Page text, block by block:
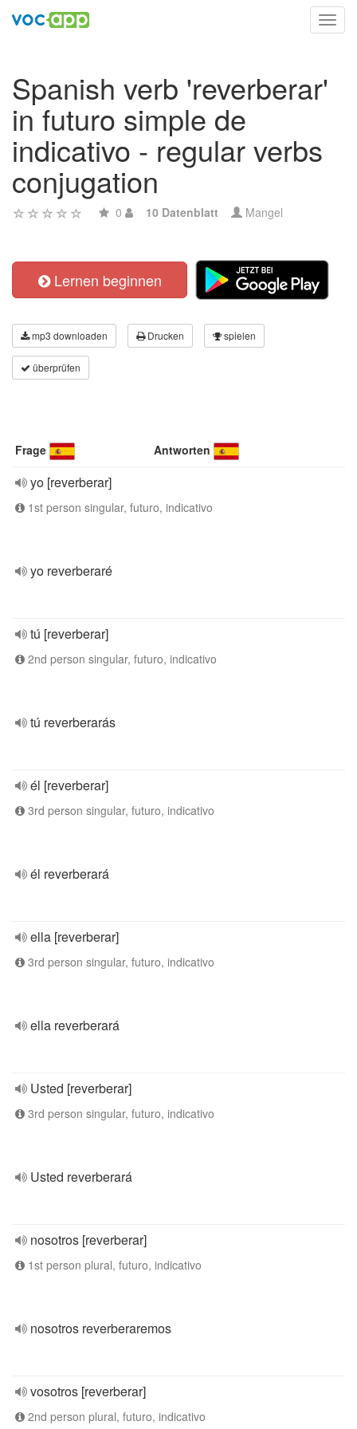
Spanish verb 'reverberar'
in futuro simple de
indicativo - regular verbs
conjugation
0 10 Datenblatt Mangel
Lernen beginnen
mp3 downloaden Drucken spielen
überprüfen
Frage Antworten
yo [reverberar]
1st person singular, futuro, indicativo
yo reverberaré
tú [reverberar]
2nd person singular, futuro, indicativo
tú reverberarás
él [reverberar]
3rd person singular, futuro, indicativo
él reverberará
ella [reverberar]
3rd person singular, futuro, indicativo
ella reverberará
Usted [reverberar]
3rd person singular, futuro, indicativo
Usted reverberará
nosotros [reverberar]
1st person plural, futuro, indicativo
nosotros reverberaremos
vosotros [reverberar]
2nd person plural, futuro, indicativo